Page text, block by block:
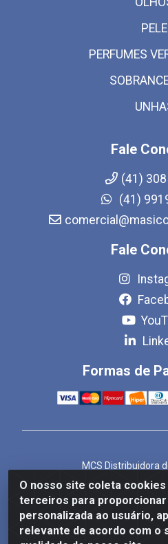
O nosso site coleta
terceiros para
personalizada ao usuário,
relevante de acordo com o
PELE
PERFUMES
Fale
(41)
(41)
Fale
Formas de
MCS Distribuidora
Rua Bom Jesus de Iguape,
CEP
CNPJ